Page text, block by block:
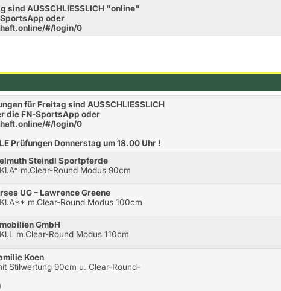
sind AUSSCHLIESSLICH "online"
oder
#/login/0
für Freitag sind AUSSCHLIESSLICH
die FN-SportsApp oder
#/login/0
Prüfungen Donnerstag um 18.00 Uhr !
Steindl Sportpferde
m.Clear-Round Modus 90cm
UG – Lawrence Greene
m.Clear-Round Modus 100cm
GmbH
m.Clear-Round Modus 110cm
Koen
Stilwertung 90cm u. Clear-Round-